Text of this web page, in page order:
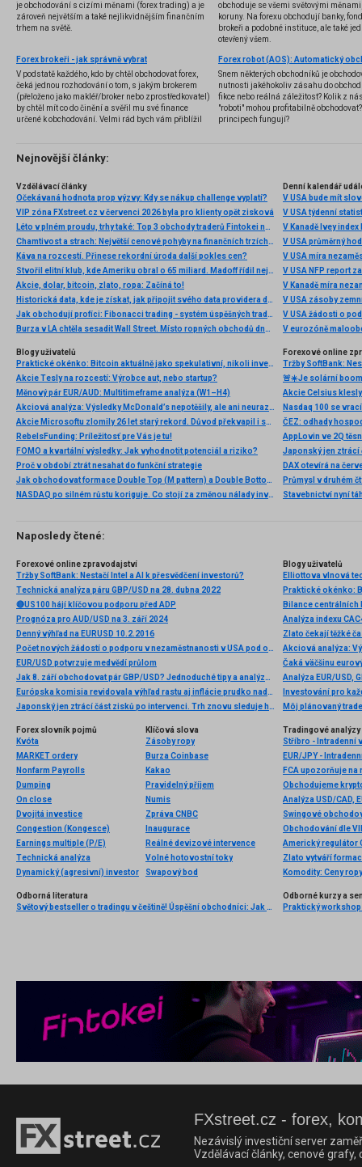
je obchodování s cizími měnami (forex trading) a je
zároveň největším a také nejlikvidnějším finančním
trhem na světě.
obchoduje se všemi světovými
koruny. Na forexu obchodují banky,
brokeři a podobné instituce, ale také
otevřený všem.
Forex brokeři - jak správně vybrat
V podstatě každého, kdo by chtěl obchodovat forex,
čeká jednou rozhodování o tom, s jakým brokerem
(přeloženo jako makléř/broker nebo zprostředkovatel)
by chtěl mít co do činění a svěřil mu své finance
určené k obchodování. Velmi rád bych vám přiblížil
několik příkladů nejznámějších z nich.
Snem některých obchodníků je
nutnosti jakéhokoliv zásahu do
fikce nebo reálná záležitost? Kolik z
"roboti" mohou profitabilně
principech fungují?
Nejnovější články:
Vzdělávací články
Očekávaná hodnota prop výzvy: Kdy se nákup challenge vyplatí?
VIP zóna FXstreet.cz v červenci 2026 byla pro klienty opět zisková
Léto v plném proudu, trhy také: Top 3 obchody traderů Fintokei na indexech a zlatě
Chamtivost a strach: Největší cenové pohyby na finančních trzích (červenec 2026)
Káva na rozcestí. Přinese rekordní úroda další pokles cen?
Stvořil elitní klub, kde Ameriku obral o 65 miliard. Madoff řídil největší Ponzi dějin
Akcie, dolar, bitcoin, zlato, ropa: Začíná to!
Historická data, kde je získat, jak připojit svého data providera do MultiCharts a proč je budeme potřebovat? (4. díl)
Jak obchodují profíci: Fibonacci trading - systém úspěšných traderů
Burza v LA chtěla sesadit Wall Street. Místo ropných obchodů dnes místem duní basy
Denní kalendář
V USA bude mít
V USA týdenní
V Kanadě Ivey index
V USA průměrný
V USA míra
V USA NFP report
V Kanadě míra
V USA zásoby
V USA žádosti o
V eurozóně
Blogy uživatelů
Praktické okénko: Bitcoin aktuálně jako spekulativní, nikoli investiční aktivum
Akcie Tesly na rozcestí: Výrobce aut, nebo startup?
Měnový pár EUR/AUD: Multitimeframe analýza (W1–H4)
Akciová analýza: Výsledky McDonald’s nepotěšily, ale ani neurazily. Jakou vizi společnost prezentovala?
Akcie Microsoftu zlomily 26 let starý rekord. Důvod překvapil i samotné investory
RebelsFunding: Príležitosť pre Vás je tu!
FOMO a kvartální výsledky: Jak vyhodnotit potenciál a riziko?
Proč v období ztrát nesahat do funkční strategie
Jak obchodovat formace Double Top (M pattern) a Double Bottom (W pattern)
NASDAQ po silném růstu koriguje. Co stojí za změnou nálady investorů?
Forexové online
Tržby SoftBank:
Akcie Celsius klesly
ČEZ: odhady
Stavebnictví nyní
Naposledy čtené:
Forexové online zpravodajství
Tržby SoftBank: Nestačí Intel a AI k přesvědčení investorů?
Technická analýza páru GBP/USD na 28. dubna 2022
🔴US100 hájí klíčovou podporu před ADP
Prognóza pro AUD/USD na 3. září 2024
Denný výhľad na EURUSD 10.2.2016
Počet nových žádostí o podporu v nezaměstnanosti v USA pod odhady; dolar posiluje 📈
EUR/USD potvrzuje medvědí průlom
Jak 8. září obchodovat pár GBP/USD? Jednoduché tipy a analýza obchodů pro začátečníky
Európska komisia revidovala výhľad rastu aj inflácie prudko nadol. Euro ostáva pod tlakom.
Japonský jen ztrácí část zisků po intervenci. Trh znovu sleduje hranici 158 USD/JPY 💴
Blogy uživatelů
Bilance centrálních
Analýza indexu
Zlato čekají těžké
Čaká väčšinu
Investování pro
Môj plánovaný
Forex slovník pojmů
Kvóta
MARKET ordery
Nonfarm Payrolls
Dumping
On close
Dvojitá investice
Congestion (Kongesce)
Earnings multiple (P/E)
Technická analýza
Dynamický (agresivní) investor
Klíčová slova
Zásoby ropy
Burza Coinbase
Kakao
Pravidelný příjem
Numis
Zpráva CNBC
Inaugurace
Reálné devizové intervence
Volné hotovostní toky
Swapový bod
Tradingové analýzy
Stříbro - Intradenní
EUR/JPY -
FCA upozorňuje
Analýza USD/CAD,
Swingové
Obchodování dle
Americký regulátor
Zlato vytváří
Komodity: Ceny
Odborná literatura
Světový bestseller o tradingu v češtině! Úspěšní obchodníci: Jak běžní lidé porážejí Wall Street v jeho vlastní hře
Odborné kurzy a
FXstreet.cz - forex,
Nezávislý investiční server
Vzdělávací články, cenové